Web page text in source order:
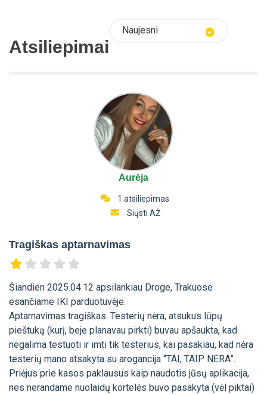
Atsiliepimai
Naujesni
Aurėja
1 atsiliepimas
Siųsti AŽ
Tragiškas aptarnavimas
Šiandien 2025.04.12 apsilankiau Droge, Trakuose
esančiame IKI parduotuvėje.
Aptarnavimas tragiškas. Testerių nėra, atsukus lūpų
pieštuką (kurį, beje planavau pirkti) buvau apšaukta, kad
negalima testuoti ir imti tik testerius, kai pasakiau, kad nėra
testerių mano atsakyta su arogancija “TAI, TAIP NĖRA”.
Priėjus prie kasos paklausus kaip naudotis jūsų aplikacija,
nes nerandame nuolaidų kortelės buvo pasakyta (vėl piktai)